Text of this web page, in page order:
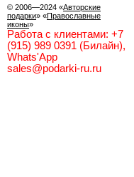
© 2006—2024 «Авторские
подарки» «Православные
иконы»
Работа с клиентами: +7
(915) 989 0391 (Билайн),
Whats'App
sales@podarki-ru.ru